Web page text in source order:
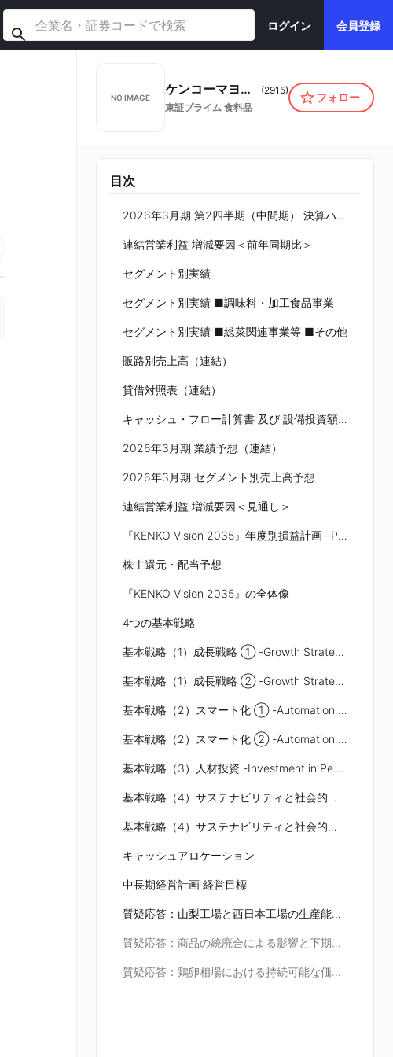
ログイン 会員登録
NO IMAGE
ケンコーマヨネーズ株式会社 (2915)
東証プライム 食料品
フォロー
目次
2026年3月期 第2四半期（中間期） 決算ハイライト（連結）
連結営業利益 増減要因＜前年同期比＞
セグメント別実績
セグメント別実績 ■調味料・加工食品事業
セグメント別実績 ■総菜関連事業等 ■その他
販路別売上高（連結）
貸借対照表（連結）
キャッシュ・フロー計算書 及び 設備投資額・減価償却費（連結）
2026年3月期 業績予想（連結）
2026年3月期 セグメント別売上高予想
連結営業利益 増減要因＜見通し＞
『KENKO Vision 2035』年度別損益計画 –Phase 1–
株主還元・配当予想
『KENKO Vision 2035』の全体像
4つの基本戦略
基本戦略（1）成長戦略 ① -Growth Strategy-
基本戦略（1）成長戦略 ② -Growth Strategy-
基本戦略（2）スマート化 ① -Automation and Innovation-
基本戦略（2）スマート化 ② -Automation and Innovation-
基本戦略（3）人材投資 -Investment in People-
基本戦略（4）サステナビリティと社会的責任 ①
基本戦略（4）サステナビリティと社会的責任 ②
キャッシュアロケーション
中長期経営計画 経営目標
質疑応答：山梨工場と西日本工場の生産能力向上計画と小型容器生産について
質疑応答：商品の統廃合による影響と下期以降の対応について
質疑応答：鶏卵相場における持続可能な価格帯について